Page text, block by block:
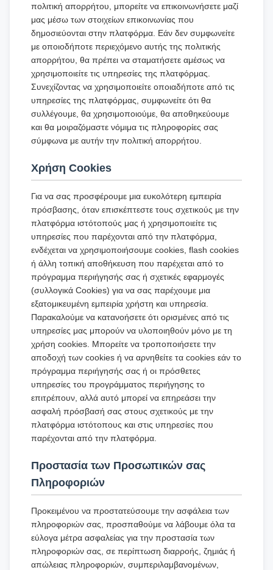
πολιτική απορρήτου, μπορείτε να επικοινωνήσετε μαζί
μας μέσω των στοιχείων επικοινωνίας που
δημοσιεύονται στην πλατφόρμα. Εάν δεν συμφωνείτε
με οποιοδήποτε περιεχόμενο αυτής της πολιτικής
απορρήτου, θα πρέπει να σταματήσετε αμέσως να
χρησιμοποιείτε τις υπηρεσίες της πλατφόρμας.
Συνεχίζοντας να χρησιμοποιείτε οποιαδήποτε από τις
υπηρεσίες της πλατφόρμας, συμφωνείτε ότι θα
συλλέγουμε, θα χρησιμοποιούμε, θα αποθηκεύουμε
και θα μοιραζόμαστε νόμιμα τις πληροφορίες σας
σύμφωνα με αυτήν την πολιτική απορρήτου.
Χρήση Cookies
Για να σας προσφέρουμε μια ευκολότερη εμπειρία
πρόσβασης, όταν επισκέπτεστε τους σχετικούς με την
πλατφόρμα ιστότοπούς μας ή χρησιμοποιείτε τις
υπηρεσίες που παρέχονται από την πλατφόρμα,
ενδέχεται να χρησιμοποιήσουμε cookies, flash cookies
ή άλλη τοπική αποθήκευση που παρέχεται από το
πρόγραμμα περιήγησής σας ή σχετικές εφαρμογές
(συλλογικά Cookies) για να σας παρέχουμε μια
εξατομικευμένη εμπειρία χρήστη και υπηρεσία.
Παρακαλούμε να κατανοήσετε ότι ορισμένες από τις
υπηρεσίες μας μπορούν να υλοποιηθούν μόνο με τη
χρήση cookies. Μπορείτε να τροποποιήσετε την
αποδοχή των cookies ή να αρνηθείτε τα cookies εάν το
πρόγραμμα περιήγησής σας ή οι πρόσθετες
υπηρεσίες του προγράμματος περιήγησης το
επιτρέπουν, αλλά αυτό μπορεί να επηρεάσει την
ασφαλή πρόσβασή σας στους σχετικούς με την
πλατφόρμα ιστότοπους και στις υπηρεσίες που
παρέχονται από την πλατφόρμα.
Προστασία των Προσωπικών σας
Πληροφοριών
Προκειμένου να προστατεύσουμε την ασφάλεια των
πληροφοριών σας, προσπαθούμε να λάβουμε όλα τα
εύλογα μέτρα ασφαλείας για την προστασία των
πληροφοριών σας, σε περίπτωση διαρροής, ζημιάς ή
απώλειας πληροφοριών, συμπεριλαμβανομένων,